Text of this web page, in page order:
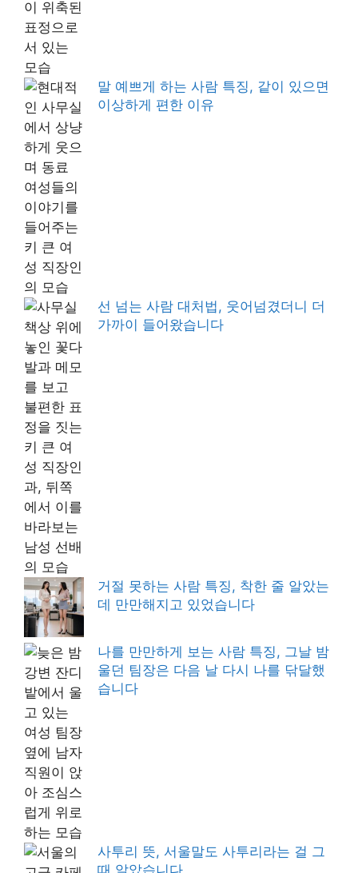
말 예쁘게 하는 사람 특징, 같이 있으면
이상하게 편한 이유
선 넘는 사람 대처법, 웃어넘겼더니 더
가까이 들어왔습니다
거절 못하는 사람 특징, 착한 줄 알았는
데 만만해지고 있었습니다
나를 만만하게 보는 사람 특징, 그날 밤
울던 팀장은 다음 날 다시 나를 닦달했
습니다
사투리 뜻, 서울말도 사투리라는 걸 그
때 알았습니다